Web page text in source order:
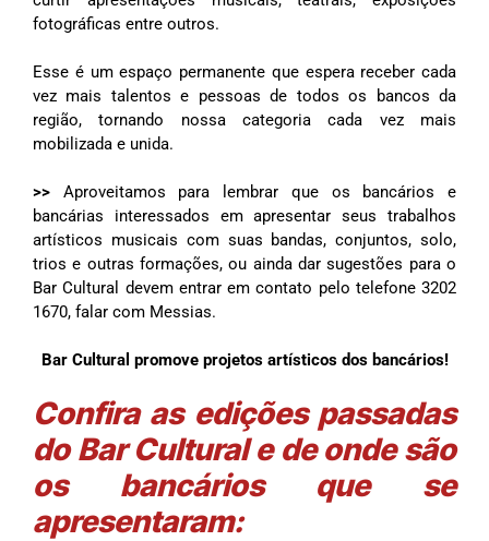
fotográficas entre outros.
Esse é um espaço permanente que espera receber cada
vez mais talentos e pessoas de todos os bancos da
região, tornando nossa categoria cada vez mais
mobilizada e unida.
>> Aproveitamos para lembrar que os bancários e
bancárias interessados em apresentar seus trabalhos
artísticos musicais com suas bandas, conjuntos, solo,
trios e outras formações, ou ainda dar sugestões para o
Bar Cultural devem entrar em contato pelo telefone 3202
1670, falar com Messias.
Bar Cultural promove projetos artísticos dos bancários!
Confira as edições passadas
do Bar Cultural e de onde são
os bancários que se
apresentaram: